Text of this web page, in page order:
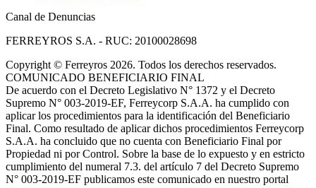
Canal de Denuncias
FERREYROS S.A. - RUC: 20100028698
Copyright © Ferreyros 2026. Todos los derechos reservados.
COMUNICADO BENEFICIARIO FINAL
De acuerdo con el Decreto Legislativo N° 1372 y el Decreto
Supremo N° 003-2019-EF, Ferreycorp S.A.A. ha cumplido con
aplicar los procedimientos para la identificación del Beneficiario
Final. Como resultado de aplicar dichos procedimientos Ferreycorp
S.A.A. ha concluido que no cuenta con Beneficiario Final por
Propiedad ni por Control. Sobre la base de lo expuesto y en estricto
cumplimiento del numeral 7.3. del artículo 7 del Decreto Supremo
N° 003-2019-EF publicamos este comunicado en nuestro portal